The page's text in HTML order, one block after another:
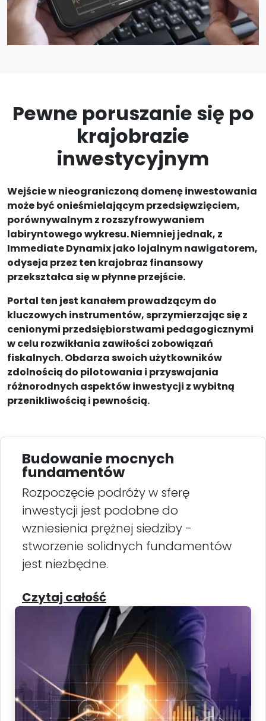
Pewne poruszanie się po
krajobrazie
inwestycyjnym
Wejście w nieograniczoną domenę inwestowania
może być onieśmielającym przedsięwzięciem,
porównywalnym z rozszyfrowywaniem
labiryntowego wykresu. Niemniej jednak, z
Immediate Dynamix jako lojalnym nawigatorem,
odyseja przez ten krajobraz finansowy
przekształca się w płynne przejście.
Portal ten jest kanałem prowadzącym do
kluczowych instrumentów, sprzymierzając się z
cenionymi przedsiębiorstwami pedagogicznymi
w celu rozwikłania zawiłości zobowiązań
fiskalnych. Obdarza swoich użytkowników
zdolnością do pilotowania i przyswajania
różnorodnych aspektów inwestycji z wybitną
przenikliwością i pewnością.
Budowanie mocnych
fundamentów
Rozpoczęcie podróży w sferę
inwestycji jest podobne do
wzniesienia prężnej siedziby -
stworzenie solidnych fundamentów
jest niezbędne.
Czytaj całość